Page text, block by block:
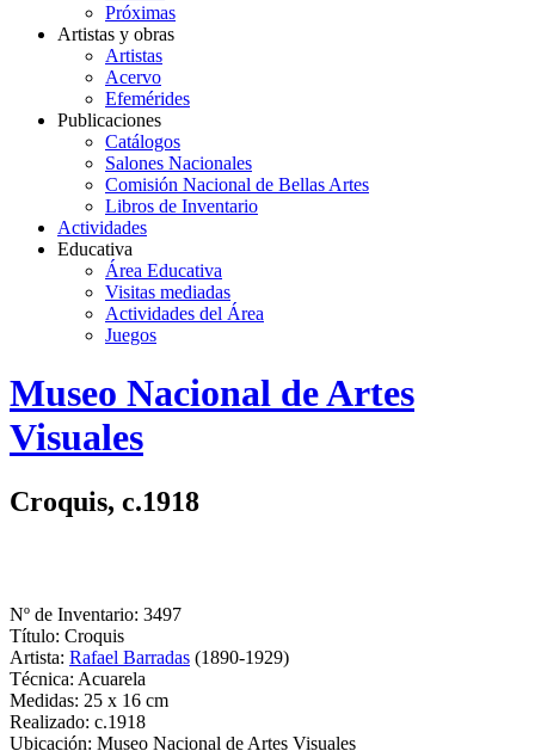
Próximas
Artistas y obras
Artistas
Acervo
Efemérides
Publicaciones
Catálogos
Salones Nacionales
Comisión Nacional de Bellas Artes
Libros de Inventario
Actividades
Educativa
Área Educativa
Visitas mediadas
Actividades del Área
Juegos
Logo
MNAV
Museo Nacional de Artes
Visuales
Croquis, c.1918
Nº de Inventario: 3497
Título: Croquis
Artista: Rafael Barradas (1890-1929)
Técnica: Acuarela
Medidas: 25 x 16 cm
Realizado: c.1918
Ubicación: Museo Nacional de Artes Visuales